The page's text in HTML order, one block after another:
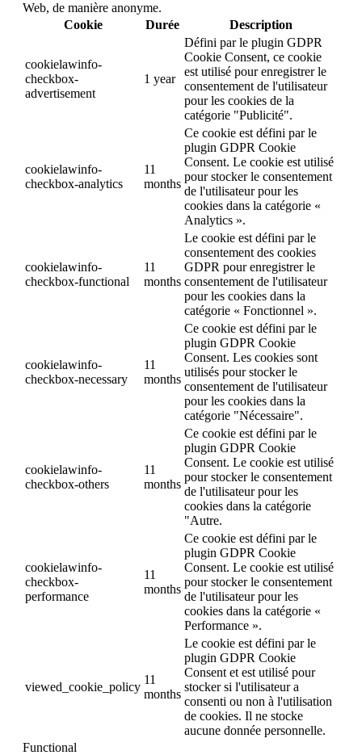
Web, de manière anonyme.
Cookie
Durée Description
cookielawinfo-
checkbox-
advertisement
1 year
Défini par le plugin GDPR
Cookie Consent, ce cookie
est utilisé pour enregistrer le
consentement de l'utilisateur
pour les cookies de la
catégorie "Publicité".
cookielawinfo-
checkbox-analytics
11
months
Ce cookie est défini par le
plugin GDPR Cookie
Consent. Le cookie est utilisé
pour stocker le consentement
de l'utilisateur pour les
cookies dans la catégorie «
Analytics ».
cookielawinfo-
checkbox-functional
11
months
Le cookie est défini par le
consentement des cookies
GDPR pour enregistrer le
consentement de l'utilisateur
pour les cookies dans la
catégorie « Fonctionnel ».
cookielawinfo-
checkbox-necessary
11
months
Ce cookie est défini par le
plugin GDPR Cookie
Consent. Les cookies sont
utilisés pour stocker le
consentement de l'utilisateur
pour les cookies dans la
catégorie "Nécessaire".
cookielawinfo-
checkbox-others
11
months
Ce cookie est défini par le
plugin GDPR Cookie
Consent. Le cookie est utilisé
pour stocker le consentement
de l'utilisateur pour les
cookies dans la catégorie
"Autre.
cookielawinfo-
checkbox-
performance
11
months
Ce cookie est défini par le
plugin GDPR Cookie
Consent. Le cookie est utilisé
pour stocker le consentement
de l'utilisateur pour les
cookies dans la catégorie «
Performance ».
viewed_cookie_policy
11
months
Le cookie est défini par le
plugin GDPR Cookie
Consent et est utilisé pour
stocker si l'utilisateur a
consenti ou non à l'utilisation
de cookies. Il ne stocke
aucune donnée personnelle.
Functional